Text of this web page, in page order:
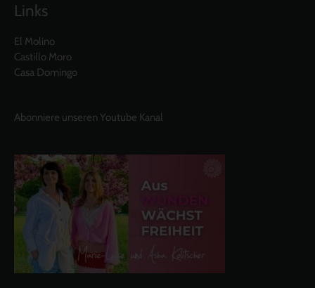
Links
El Molino
Castillo Moro
Casa Domingo
Abonniere unseren Youtube Kanal